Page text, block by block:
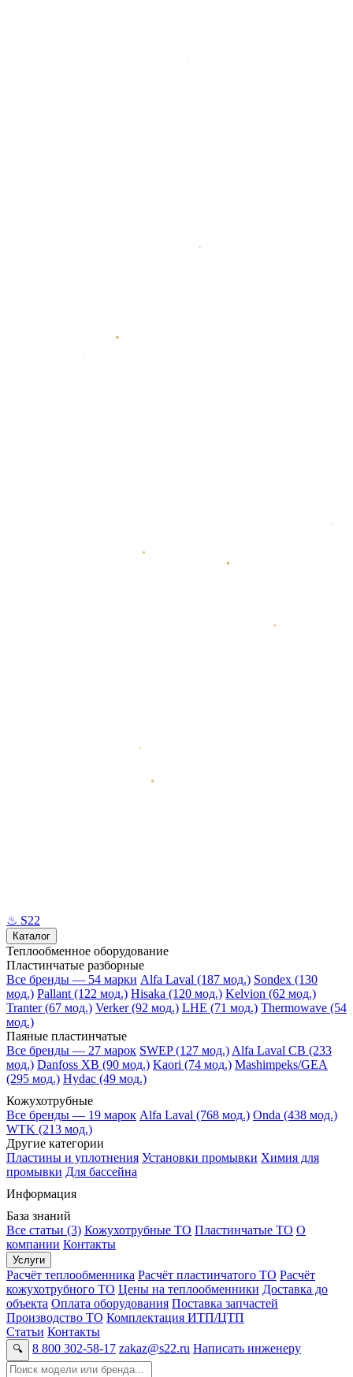
♨ S22
Каталог
Теплообменное оборудование
Пластинчатые разборные
Все бренды — 54 марки Alfa Laval (187 мод.) Sondex (130
мод.) Pallant (122 мод.) Hisaka (120 мод.) Kelvion (62 мод.)
Tranter (67 мод.) Verker (92 мод.) LHE (71 мод.) Thermowave (54
мод.)
Паяные пластинчатые
Все бренды — 27 марок SWEP (127 мод.) Alfa Laval CB (233
мод.) Danfoss XB (90 мод.) Kaori (74 мод.) Mashimpeks/GEA
(295 мод.) Hydac (49 мод.)
Кожухотрубные
Все бренды — 19 марок Alfa Laval (768 мод.) Onda (438 мод.)
WTK (213 мод.)
Другие категории
Пластины и уплотнения Установки промывки Химия для
промывки Для бассейна
Информация
База знаний
Все статьи (3) Кожухотрубные ТО Пластинчатые ТО О
компании Контакты
Услуги
Расчёт теплообменника Расчёт пластинчатого ТО Расчёт
кожухотрубного ТО Цены на теплообменники Доставка до
объекта Оплата оборудования Поставка запчастей
Производство ТО Комплектация ИТП/ЦТП
Статьи Контакты
🔍 8 800 302-58-17 zakaz@s22.ru Написать инженеру